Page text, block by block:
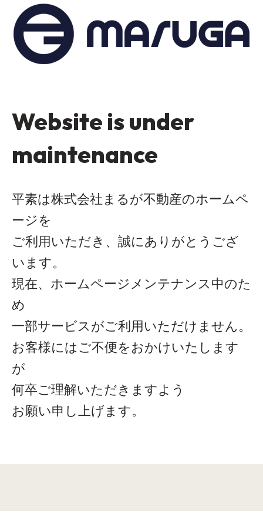
Website is under
maintenance
平素は株式会社まるが不動産のホームペ
ージを
ご利用いただき、誠にありがとうござ
います。
現在、ホームページメンテナンス中のた
め
一部サービスがご利用いただけません。
お客様にはご不便をおかけいたします
が
何卒ご理解いただきますよう
お願い申し上げます。